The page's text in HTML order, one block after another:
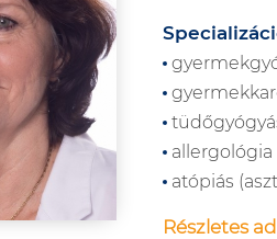
allergológia
atópiás
Részletes